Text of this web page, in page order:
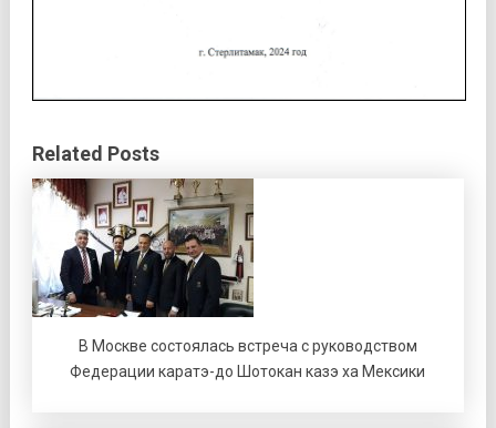
Related Posts
В Москве состоялась встреча с руководством
Федерации каратэ-до Шотокан казэ ха Мексики